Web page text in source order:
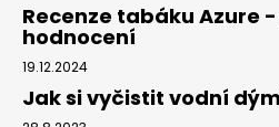
Recenze tabáku Azure
hodnocení
19.12.2024
Jak si vyčistit vodní